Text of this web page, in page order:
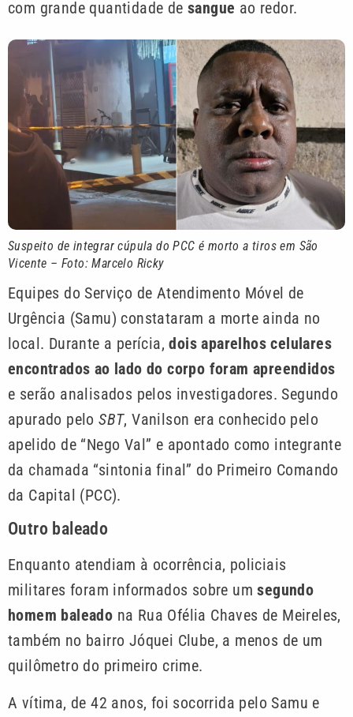
com grande quantidade de sangue ao redor.
Suspeito de integrar cúpula do PCC é morto a tiros em São
Vicente – Foto: Marcelo Ricky
Equipes do Serviço de Atendimento Móvel de
Urgência (Samu) constataram a morte ainda no
local. Durante a perícia, dois aparelhos celulares
encontrados ao lado do corpo foram apreendidos
e serão analisados pelos investigadores. Segundo
apurado peloSBT, Vanilson era conhecido pelo
apelido de “Nego Val” e apontado como integrante
da chamada “sintonia final” do Primeiro Comando
da Capital (PCC).
Outro baleado
Enquanto atendiam à ocorrência, policiais
militares foram informados sobre um segundo
homem baleado na Rua Ofélia Chaves de Meireles,
também no bairro Jóquei Clube, a menos de um
quilômetro do primeiro crime.
A vítima, de 42 anos, foi socorrida pelo Samu e